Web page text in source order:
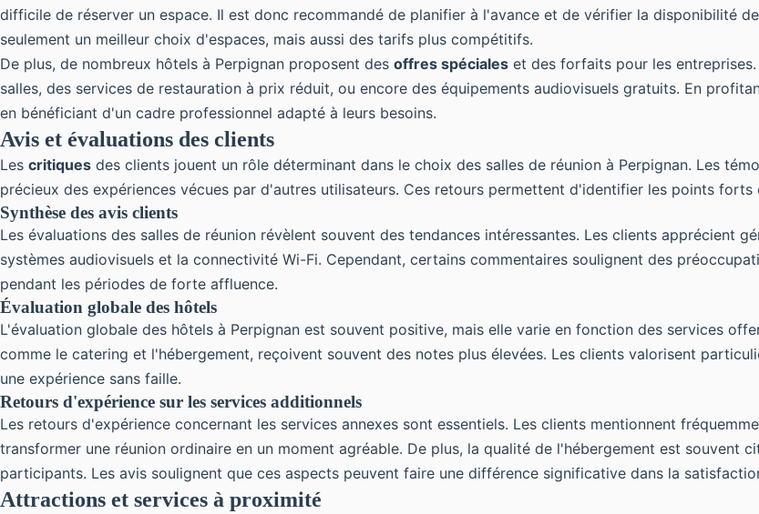
difficile de réserver un espace. Il est donc recommandé de planifier à l'avance et de vérifier la disponibilité
seulement un meilleur choix d'espaces, mais aussi des tarifs plus compétitifs.
De plus, de nombreux hôtels à Perpignan proposent des offres spéciales et des forfaits pour les
salles, des services de restauration à prix réduit, ou encore des équipements audiovisuels gratuits. En
en bénéficiant d'un cadre professionnel adapté à leurs besoins.
Avis et évaluations des clients
Les critiques des clients jouent un rôle déterminant dans le choix des salles de réunion à Perpignan. Les
précieux des expériences vécues par d'autres utilisateurs. Ces retours permettent d'identifier les points
Synthèse des avis clients
Les évaluations des salles de réunion révèlent souvent des tendances intéressantes. Les clients apprécient
systèmes audiovisuels et la connectivité Wi-Fi. Cependant, certains commentaires soulignent des
pendant les périodes de forte affluence.
Évaluation globale des hôtels
L'évaluation globale des hôtels à Perpignan est souvent positive, mais elle varie en fonction des services
comme le catering et l'hébergement, reçoivent souvent des notes plus élevées. Les clients valorisent
une expérience sans faille.
Retours d'expérience sur les services additionnels
Les retours d'expérience concernant les services annexes sont essentiels. Les clients mentionnent
transformer une réunion ordinaire en un moment agréable. De plus, la qualité de l'hébergement est souvent
participants. Les avis soulignent que ces aspects peuvent faire une différence significative dans la
Attractions et services à proximité